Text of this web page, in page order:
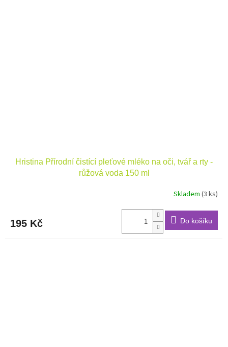
Hristina Přírodní čistící pleťové mléko na oči, tvář a rty -
růžová voda 150 ml
Skladem (3 ks)
195 Kč Do košíku